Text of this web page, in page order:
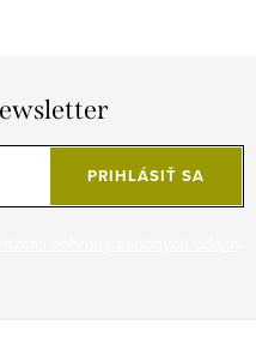
PRIHLÁSIŤ SA